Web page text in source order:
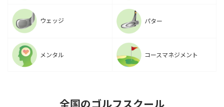
ウェッジ パター
メンタル コースマネジメント
全国のゴルフスクール